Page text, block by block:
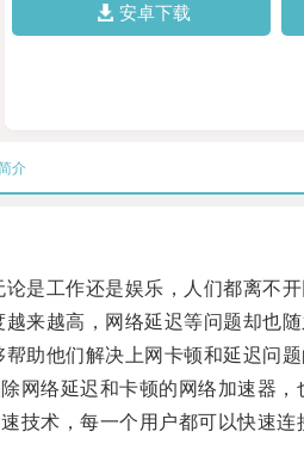
安卓下载
介
工作还是娱乐，人们都离不开
越高，网络延迟等问题却也随
他们解决上网卡顿和延迟问题
络延迟和卡顿的网络加速器，
术，每一个用户都可以快速连